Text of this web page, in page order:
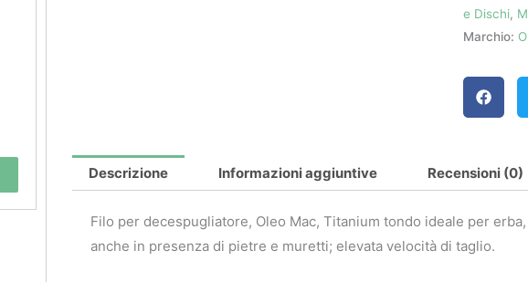
quantità
e Dischi,
Marchio:
Descrizione Informazioni aggiuntive Recensioni (0)
Filo per decespugliatore, Oleo Mac, Titanium tondo ideale per
anche in presenza di pietre e muretti; elevata velocità di taglio.